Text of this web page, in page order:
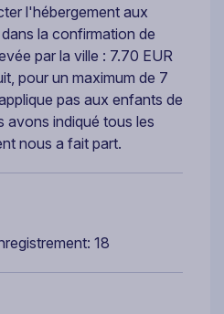
l'hébergement aux
la confirmation de
par la ville : 7.70 EUR
pour un maximum de 7
pas aux enfants de
avons indiqué tous les
nous a fait part.
18